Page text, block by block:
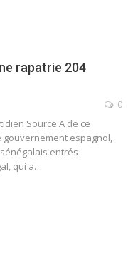
rapatrie 204
0
Source A de ce
gouvernement espagnol,
entrés
qui a…